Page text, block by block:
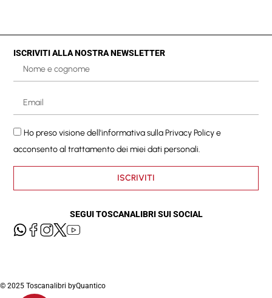
ISCRIVITI ALLA NOSTRA NEWSLETTER
Ho preso visione dell'informativa sullaPrivacy Policye
acconsento al trattamento dei miei dati personali.
ISCRIVITI
SEGUI TOSCANALIBRI SUI SOCIAL
© 2025 Toscanalibri byQuantico